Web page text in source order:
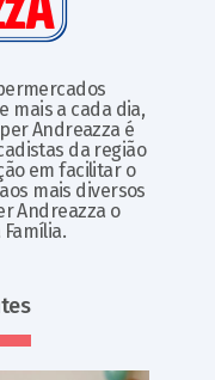
mais a cada dia,
Andreazza é
da região
em facilitar o
mais diversos
Andreazza o